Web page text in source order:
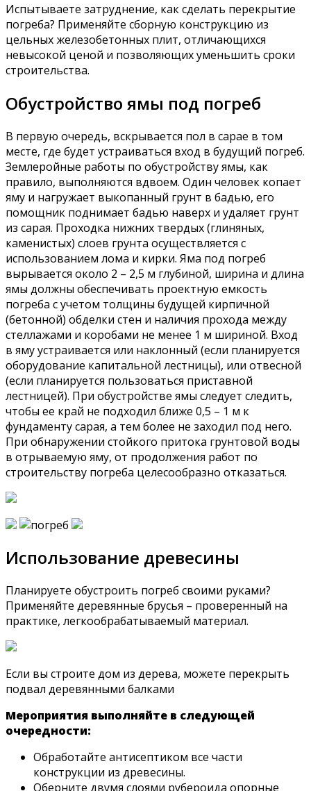
Испытываете затруднение, как сделать перекрытие
погреба? Применяйте сборную конструкцию из
цельных железобетонных плит, отличающихся
невысокой ценой и позволяющих уменьшить сроки
строительства.
Обустройство ямы под погреб
В первую очередь, вскрывается пол в сарае в том
месте, где будет устраиваться вход в будущий погреб.
Землеройные работы по обустройству ямы, как
правило, выполняются вдвоем. Один человек копает
яму и нагружает выкопанный грунт в бадью, его
помощник поднимает бадью наверх и удаляет грунт
из сарая. Проходка нижних твердых (глиняных,
каменистых) слоев грунта осуществляется с
использованием лома и кирки. Яма под погреб
вырывается около 2 – 2,5 м глубиной, ширина и длина
ямы должны обеспечивать проектную емкость
погреба с учетом толщины будущей кирпичной
(бетонной) обделки стен и наличия прохода между
стеллажами и коробами не менее 1 м шириной. Вход
в яму устраивается или наклонный (если планируется
оборудование капитальной лестницы), или отвесной
(если планируется пользоваться приставной
лестницей). При обустройстве ямы следует следить,
чтобы ее край не подходил ближе 0,5 – 1 м к
фундаменту сарая, а тем более не заходил под него.
При обнаружении стойкого притока грунтовой воды
в отрываемую яму, от продолжения работ по
строительству погреба целесообразно отказаться.
Использование древесины
Планируете обустроить погреб своими руками?
Применяйте деревянные брусья – проверенный на
практике, легкообрабатываемый материал.
Если вы строите дом из дерева, можете перекрыть
подвал деревянными балками
Мероприятия выполняйте в следующей
очередности:
Обработайте антисептиком все части
конструкции из древесины.
Оберните двумя слоями рубероида опорные